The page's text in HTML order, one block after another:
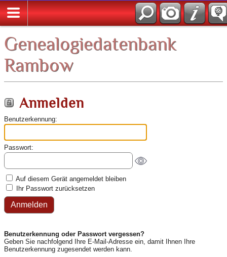
Genealogiedatenbank
Rambow
Anmelden
Benutzerkennung:
Passwort:
Auf diesem Gerät angemeldet bleiben
Ihr Passwort zurücksetzen
Benutzerkennung oder Passwort vergessen?
Geben Sie nachfolgend Ihre E-Mail-Adresse ein, damit Ihnen Ihre
Benutzerkennung zugesendet werden kann.